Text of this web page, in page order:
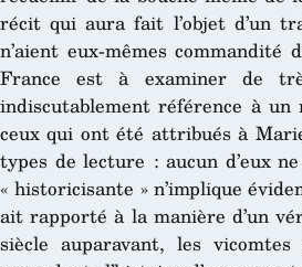
récit qui aura fait l’objet d’un
n’aient eux-mêmes
France est à examiner de
indiscutablement référence à
ceux qui ont été attribués à
types de lecture : aucun d’eux
« historicisante » n’implique
ait rapporté à la manière d’un
siècle auparavant, les